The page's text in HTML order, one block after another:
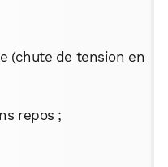
(chute de tension en
repos ;